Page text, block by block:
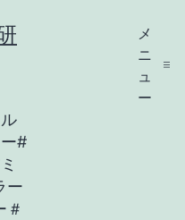
#
ー
＃
メ
ニ
ュ
ー